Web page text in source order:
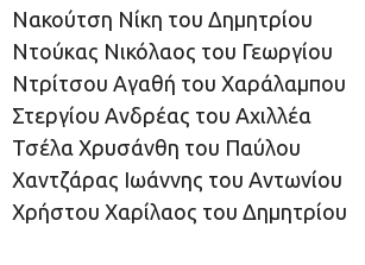
Νακούτση Νίκη του Δημητρίου
Ντούκας Νικόλαος του Γεωργίου
Ντρίτσου Αγαθή του Χαράλαμπου
Στεργίου Ανδρέας του Αχιλλέα
Τσέλα Χρυσάνθη του Παύλου
Χαντζάρας Ιωάννης του Αντωνίου
Χρήστου Χαρίλαος του Δημητρίου